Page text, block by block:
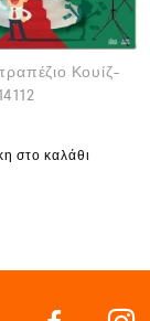
Κουίζ-
στο καλάθι